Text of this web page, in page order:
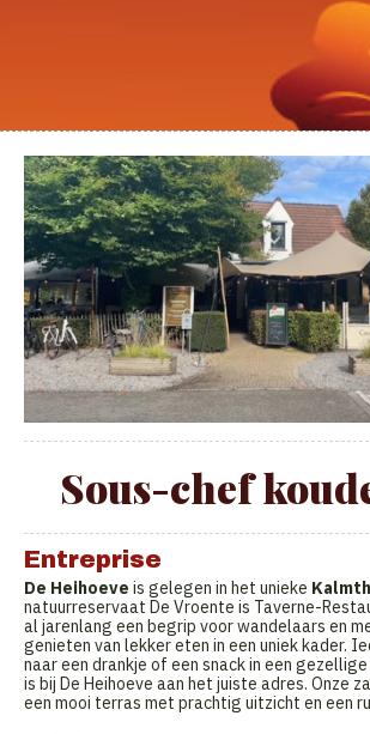
Sous-chef
Entreprise
De Heihoeve is gelegen in het unieke
natuurreservaat De Vroente is Taverne-
al jarenlang een begrip voor wandelaars en
genieten van lekker eten in een uniek kader.
naar een drankje of een snack in een
is bij De Heihoeve aan het juiste adres. Onze
een mooi terras met prachtig uitzicht en een